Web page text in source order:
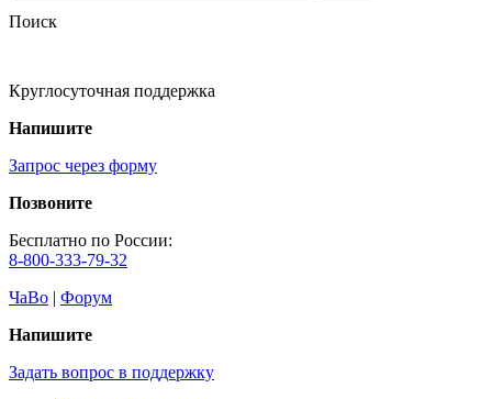
Поиск
Круглосуточная поддержка
Напишите
Запрос через форму
Позвоните
Бесплатно по России:
8-800-333-79-32
ЧаВо | Форум
Напишите
Задать вопрос в поддержку